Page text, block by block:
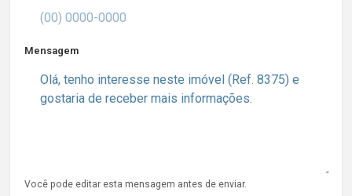
Mensagem
Você pode editar esta mensagem antes de enviar.